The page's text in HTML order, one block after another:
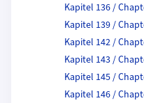
Kapitel 136 /
Kapitel 139 /
Kapitel 142 /
Kapitel 143 /
Kapitel 145 /
Kapitel 146 /